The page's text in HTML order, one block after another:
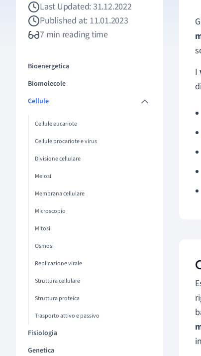
Last Updated: 31.12.2022
Published at: 11.01.2023
7 min reading time
Bioenergetica
Biomolecole
Cellule
Cellule eucariote
Cellule procariote e virus
Divisione cellulare
Meiosi
Membrana cellulare
Microscopio
Mitosi
Osmosi
Replicazione virale
Struttura cellulare
Struttura proteica
Trasporto attivo e passivo
Fisiologia
Genetica
I